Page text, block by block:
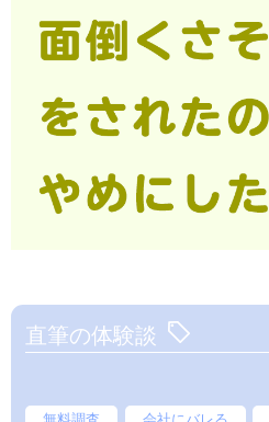
直筆の体験談